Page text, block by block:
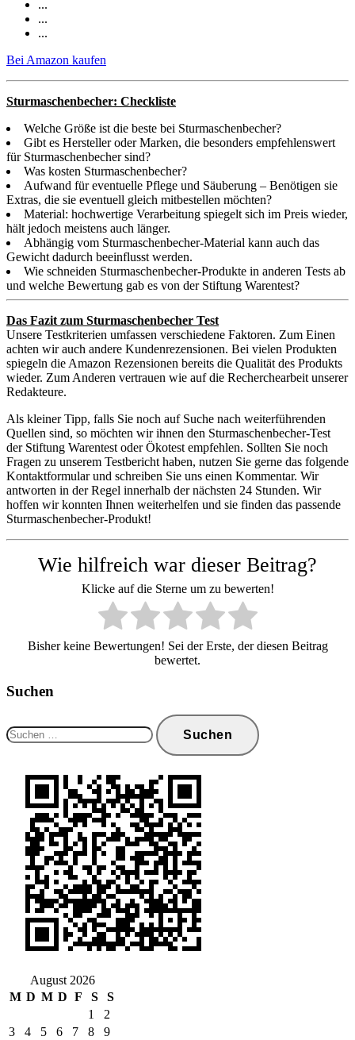
...
...
...
Bei Amazon kaufen
Sturmaschenbecher: Checkliste
Welche Größe ist die beste bei Sturmaschenbecher?
Gibt es Hersteller oder Marken, die besonders empfehlenswert
für Sturmaschenbecher sind?
Was kosten Sturmaschenbecher?
Aufwand für eventuelle Pflege und Säuberung – Benötigen sie
Extras, die sie eventuell gleich mitbestellen möchten?
Material: hochwertige Verarbeitung spiegelt sich im Preis wieder,
hält jedoch meistens auch länger.
Abhängig vom Sturmaschenbecher-Material kann auch das
Gewicht dadurch beeinflusst werden.
Wie schneiden Sturmaschenbecher-Produkte in anderen Tests ab
und welche Bewertung gab es von der Stiftung Warentest?
Das Fazit zum Sturmaschenbecher Test
Unsere Testkriterien umfassen verschiedene Faktoren. Zum Einen
achten wir auch andere Kundenrezensionen. Bei vielen Produkten
spiegeln die Amazon Rezensionen bereits die Qualität des Produkts
wieder. Zum Anderen vertrauen wie auf die Recherchearbeit unserer
Redakteure.
Als kleiner Tipp, falls Sie noch auf Suche nach weiterführenden
Quellen sind, so möchten wir ihnen den Sturmaschenbecher-Test
der Stiftung Warentest oder Ökotest empfehlen. Sollten Sie noch
Fragen zu unserem Testbericht haben, nutzen Sie gerne das folgende
Kontaktformular und schreiben Sie uns einen Kommentar. Wir
antworten in der Regel innerhalb der nächsten 24 Stunden. Wir
hoffen wir konnten Ihnen weiterhelfen und sie finden das passende
Sturmaschenbecher-Produkt!
Wie hilfreich war dieser Beitrag?
Klicke auf die Sterne um zu bewerten!
Bisher keine Bewertungen! Sei der Erste, der diesen Beitrag
bewertet.
Suchen
nach:
August 2026
M D M D F S
S
1
2
3
4 5 6 7 8
9